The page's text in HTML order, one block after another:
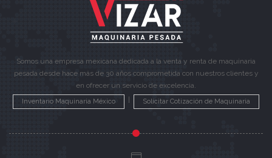
Somos una empresa mexicana dedicada a la venta y renta de maquinaria
pesada desde hace más de 30 años comprometida con nuestros clientes y
en ofrecer un servicio de excelencia.
Inventario Maquinaria México Solicitar Cotización de Maquinaria